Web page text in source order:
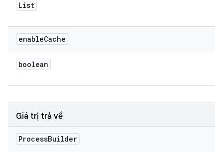
List
enableCache
boolean
Giá trị trả về
ProcessBuilder